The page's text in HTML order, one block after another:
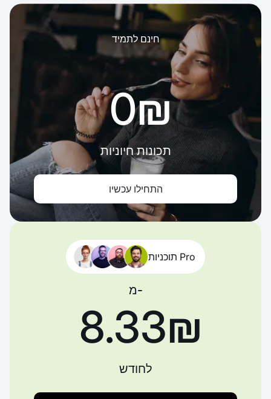
חינם לתמיד
‏0 ‏₪
תכונות חיוניות
התחילו עכשיו
תוכניות Pro
מ-
‏8.33 ‏₪
לחודש